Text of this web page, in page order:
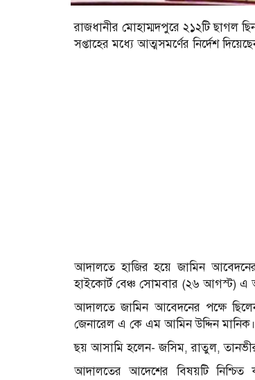
রাজধানীর মোহাম্মদপুরে ২১২টি ছাগল
সপ্তাহের মধ্যে আত্মসমর্ণের নির্দেশ
আদালতে হাজির হয়ে জামিন
হাইকোর্ট বেঞ্চ সোমবার (২৬ আগস্ট) এ
আদালতে জামিন আবেদনের পক্ষে
জেনারেল এ কে এম আমিন উদ্দিন মানিক।
ছয় আসামি হলেন- জসিম, রাতুল,
আদালতের আদেশের বিষয়টি